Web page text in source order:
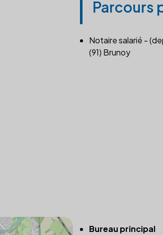
Parcours
Notaire salarié -
(91) Brunoy
Bureau principal